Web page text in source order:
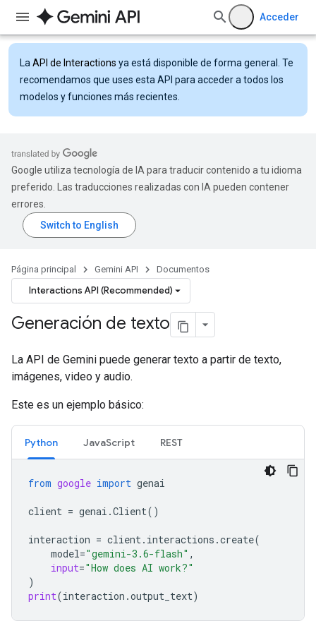
Acceder
La API de Interactions ya está disponible de forma general. Te
recomendamos que uses esta API para acceder a todos los
modelos y funciones más recientes.
Google utiliza tecnología de IA para traducir contenido a tu idioma
preferido. Las traducciones realizadas con IA pueden contener
errores.
Página principal Gemini API Documentos
Interactions API (Recommended)
Generación de texto
La API de Gemini puede generar texto a partir de texto,
imágenes, video y audio.
Este es un ejemplo básico:
Python JavaScript REST
from google import genai
client = genai .Client()
interaction = client. interactions .create(
model="gemini-3.6-flash" ,
input="How does AI work?"
)
print(interaction .output_text)